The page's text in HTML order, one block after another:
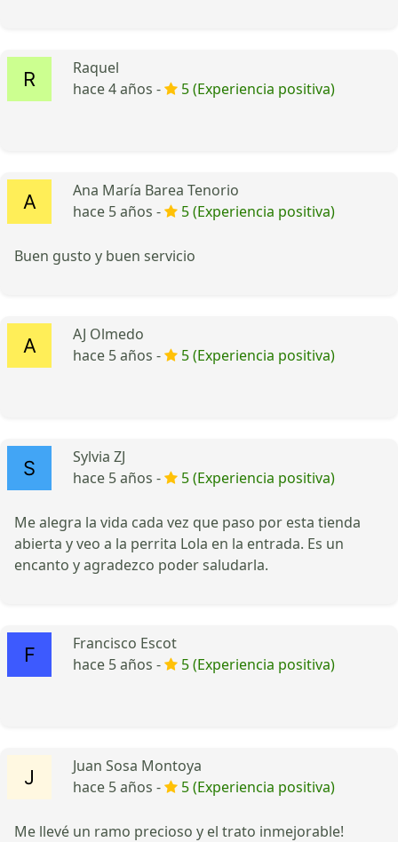
Raquel
hace 4 años -
5 (Experiencia positiva)
Ana María Barea Tenorio
hace 5 años -
5 (Experiencia positiva)
Buen gusto y buen servicio
AJ Olmedo
hace 5 años -
5 (Experiencia positiva)
Sylvia ZJ
hace 5 años -
5 (Experiencia positiva)
Me alegra la vida cada vez que paso por esta tienda
abierta y veo a la perrita Lola en la entrada. Es un
encanto y agradezco poder saludarla.
Francisco Escot
hace 5 años -
5 (Experiencia positiva)
Juan Sosa Montoya
hace 5 años -
5 (Experiencia positiva)
Me llevé un ramo precioso y el trato inmejorable!